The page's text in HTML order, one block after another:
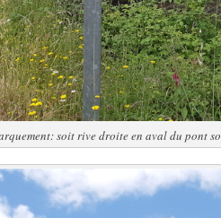
soit rive droite en aval du pont